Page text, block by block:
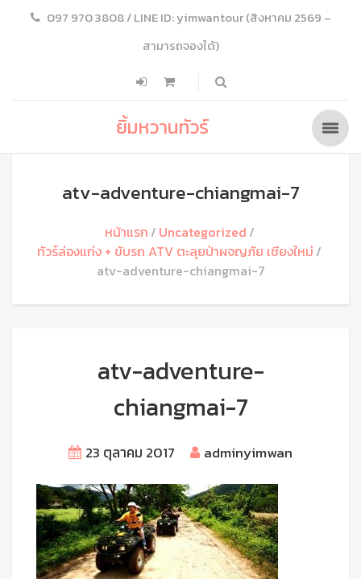
097 970 3808 / LINE ID: yimwantour (สิงหาคม 2569 –
สามารถจองได้)
ยิ้มหวานทัวร์
atv-adventure-chiangmai-7
หน้าแรก
Uncategorized
ทัวร์ล่องแก่ง + ขับรถ ATV ตะลุยป่าผจญภัย เชียงใหม่
atv-adventure-chiangmai-7
atv-adventure-
chiangmai-7
23 ตุลาคม 2017 adminyimwan